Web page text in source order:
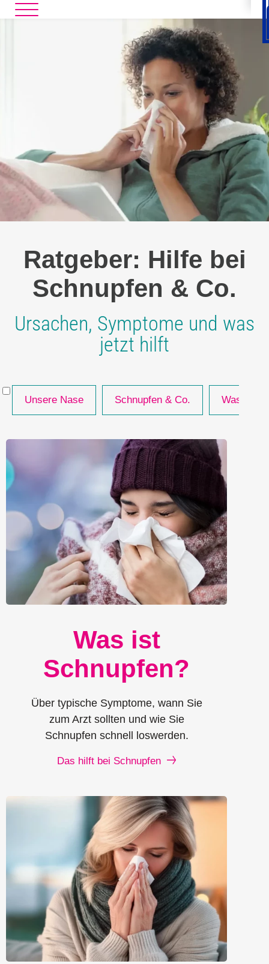
Ratgeber: Hilfe bei
Schnupfen & Co.
Ursachen, Symptome und was
jetzt hilft
Unsere Nase Schnupfen & Co. Was hilft
Was ist
Schnupfen?
Über typische Symptome, wann Sie
zum Arzt sollten und wie Sie
Schnupfen schnell loswerden.
Das hilft bei Schnupfen